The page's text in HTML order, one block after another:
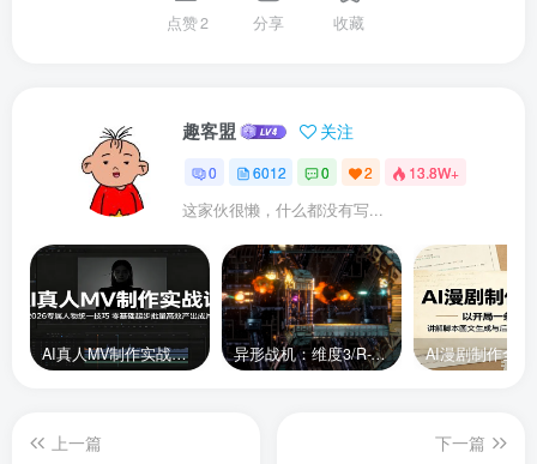
点赞2 分享 收藏
趣客盟 关注
0 6012 0 2 13.8W+
这家伙很懒，什么都没有写...
AI真人MV制作实战课：2026专属人物统一技巧，零基础起步批量高效产出成片 异形战机：维度3/R-Type Dimensions III
上一篇
下一篇